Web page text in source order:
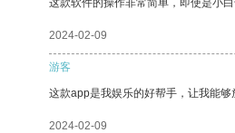
这款软件的操作非常简单，即使是小白
2024-02-09
游客
这款app是我娱乐的好帮手，让我能够
2024-02-09